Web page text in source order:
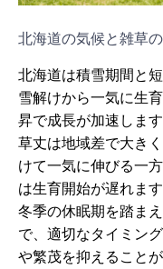
北海道の気候と雑草
北海道は積雪期間と
雪解けから一気に生
昇で成長が加速します
草丈は地域差で大き
けて一気に伸びる一
は生育開始が遅れます
冬季の休眠期を踏ま
で、適切なタイミン
や繁茂を抑えることが